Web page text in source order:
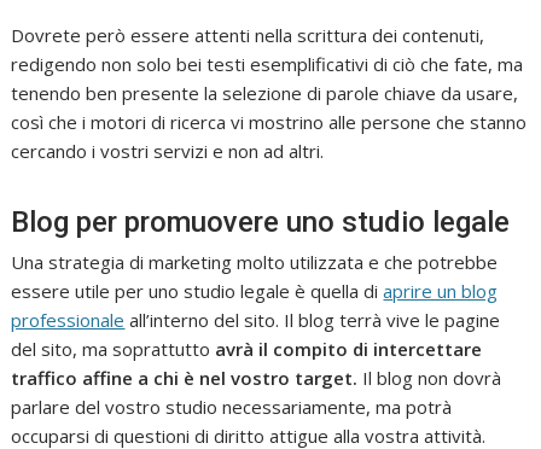
Dovrete però essere attenti nella scrittura dei contenuti,
redigendo non solo bei testi esemplificativi di ciò che fate, ma
tenendo ben presente la selezione di parole chiave da usare,
così che i motori di ricerca vi mostrino alle persone che stanno
cercando i vostri servizi e non ad altri.
Blog per promuovere uno studio legale
Una strategia di marketing molto utilizzata e che potrebbe
essere utile per uno studio legale è quella diaprire un blog
professionale all’interno del sito. Il blog terrà vive le pagine
del sito, ma soprattutto avrà il compito di intercettare
traffico affine a chi è nel vostro target. Il blog non dovrà
parlare del vostro studio necessariamente, ma potrà
occuparsi di questioni di diritto attigue alla vostra attività.